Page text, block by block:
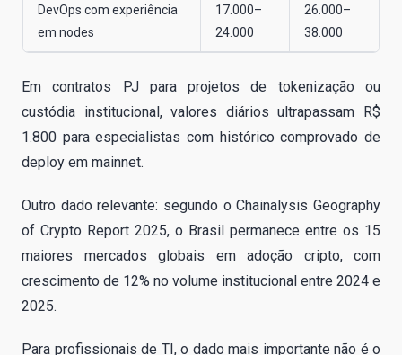
DevOps com experiência
em nodes
17.000–
24.000
26.000–
38.000
Em contratos PJ para projetos de tokenização ou
custódia institucional, valores diários ultrapassam R$
1.800 para especialistas com histórico comprovado de
deploy em mainnet.
Outro dado relevante: segundo o Chainalysis Geography
of Crypto Report 2025, o Brasil permanece entre os 15
maiores mercados globais em adoção cripto, com
crescimento de 12% no volume institucional entre 2024 e
2025.
Para profissionais de TI, o dado mais importante não é o